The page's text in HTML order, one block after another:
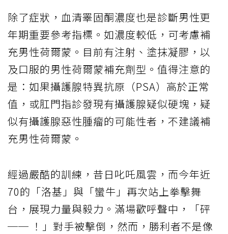
除了症狀，血清睪固酮濃度也是診斷男性更
年期重要參考指標。如濃度較低，可考慮補
充男性荷爾蒙。目前有注射、塗抹凝膠，以
及口服的男性荷爾蒙補充劑型。值得注意的
是：如果攝護腺特異抗原（PSA）高於正常
值，或肛門指診發現有攝護腺疑似硬塊，疑
似有攝護腺惡性腫瘤的可能性者，不建議補
充男性荷爾蒙。
經過嚴酷的訓練，昔日叱吒風雲，而今年近
70的「洛基」與「蠻牛」再次站上拳擊舞
台，展現力量與毅力。滿場歡呼聲中，「砰
── ！」對手被擊倒，然而，勝利者不是像